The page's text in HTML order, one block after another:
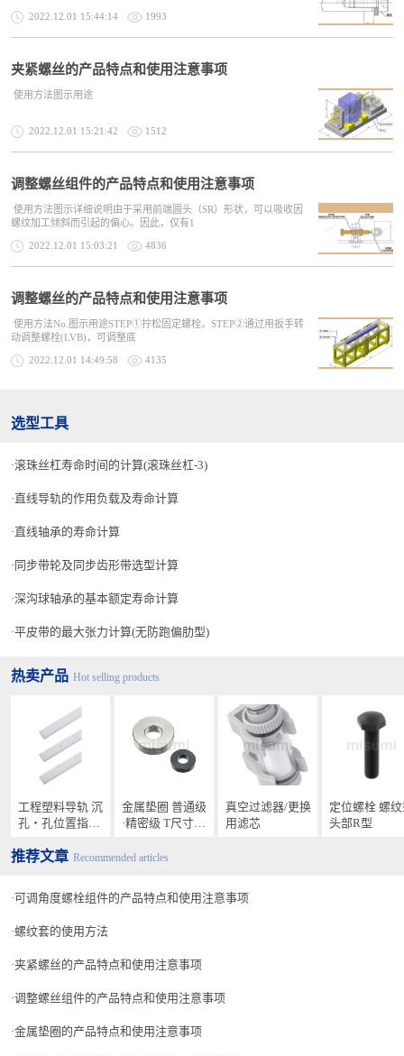
2022.12.01 15:44:14 1993
夹紧螺丝的产品特点和使用注意事项
使用方法图示用途
2022.12.01 15:21:42 1512
调整螺丝组件的产品特点和使用注意事项
使用方法图示详细说明由于采用前端圆头（SR）形状，可以吸收因
螺纹加工倾斜而引起的偏心。因此，仅有1
2022.12.01 15:03:21 4836
调整螺丝的产品特点和使用注意事项
使用方法No.图示用途STEP①拧松固定螺栓。STEP②通过用扳手转
动调整螺栓(LVB)，可调整底
2022.12.01 14:49:58 4135
选型工具
滚珠丝杠寿命时间的计算(滚珠丝杠-3)
直线导轨的作用负载及寿命计算
直线轴承的寿命计算
同步带轮及同步齿形带选型计算
深沟球轴承的基本额定寿命计算
平皮带的最大张力计算(无防跑偏肋型)
热卖产品 Hot selling products
工程塑料导轨 沉
孔・孔位置指定
金属垫圈 普通级
·精密级 T尺寸指
真空过滤器/更换
用滤芯
定位螺栓 螺
头部R型
推荐文章 Recommended articles
可调角度螺栓组件的产品特点和使用注意事项
螺纹套的使用方法
夹紧螺丝的产品特点和使用注意事项
调整螺丝组件的产品特点和使用注意事项
金属垫圈的产品特点和使用注意事项